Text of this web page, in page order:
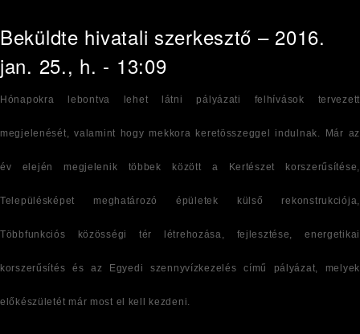
Beküldte hivatali szerkesztő – 2016.
jan. 25., h. - 13:09
Hónapokra lebontva lehet látni pályázati felhívások tervezett
megjelenését, valamint hogy mekkora keretösszeggel indulnak. Már az
év elején megjelenik többek között a Kertészet korszerűsítése,
Településképet meghatározó épületek külső rekonstrukciója,
Többfunkciós közösségi tér létrehozása, fejlesztése, energetikai
korszerűsítés és az Egyedi szennyvízkezelés című pályázat, melyek
előkészületét már most el kell kezdeni.